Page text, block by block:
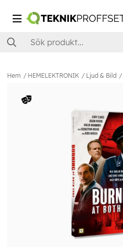
Hem HEMELEKTRONIK Ljud & Bild